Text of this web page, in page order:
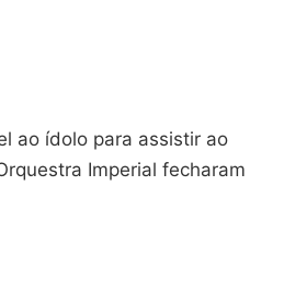
ao ídolo para assistir ao
Imperial fecharam